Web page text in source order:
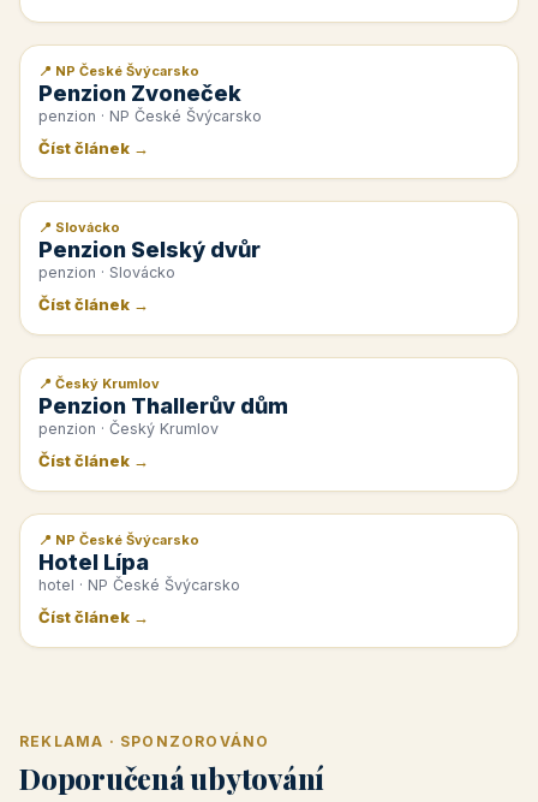
📰 PR článek
📍 NP České Švýcarsko
Penzion Zvoneček
penzion · NP České Švýcarsko
Číst článek →
📰 PR článek
📍 Slovácko
Penzion Selský dvůr
penzion · Slovácko
Číst článek →
📰 PR článek
📍 Český Krumlov
Penzion Thallerův dům
penzion · Český Krumlov
Číst článek →
📰 PR článek
📍 NP České Švýcarsko
Hotel Lípa
hotel · NP České Švýcarsko
Číst článek →
REKLAMA · SPONZOROVÁNO
Doporučená ubytování